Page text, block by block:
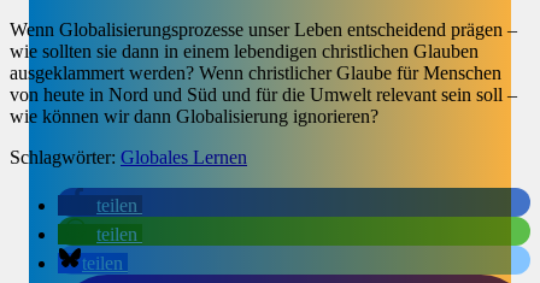
Wenn Globalisierungsprozesse unser Leben entscheidend prägen –
wie sollten sie dann in einem lebendigen christlichen Glauben
ausgeklammert werden? Wenn christlicher Glaube für Menschen
von heute in Nord und Süd und für die Umwelt relevant sein soll –
wie können wir dann Globalisierung ignorieren?
Schlagwörter: Globales Lernen
teilen
teilen
teilen